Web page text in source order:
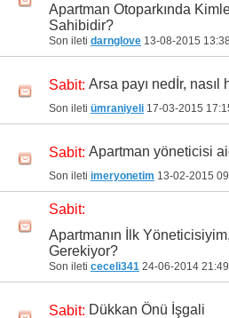
Apartman Otoparkında
Sahibidir?
Son ileti darnglove 13-08-2015
Sabit: Arsa payı nedİr, nasıl
Son ileti ümraniyeli 17-03-2015
Sabit: Apartman yöneticisi
Son ileti imeryonetim 13-02-2015
Sabit:
Apartmanın İlk
Gerekiyor?
Son ileti ceceli341 24-06-2014
Sabit: Dükkan Önü İşgali